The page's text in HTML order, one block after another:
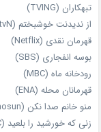
تبهکاران (TVING)
از ندیدنت خوشبختم (tvN)
قهرمان نقدی (Netflix)
بوسه انفجاری (SBS)
رودخانه ماه (MBC)
قهرمانان محله (ENA)
منو خانم صدا نکن (TV Chosun)
زنی که خورشید را بلعید (MBC)